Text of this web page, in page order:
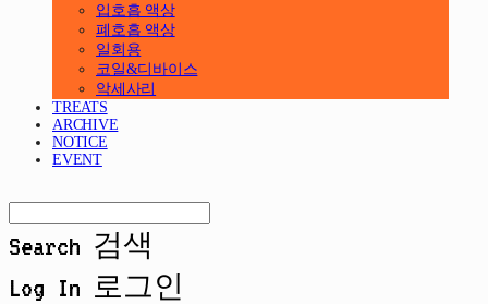
입호흡 액상
폐호흡 액상
일회용
코일&디바이스
악세사리
TREATS
ARCHIVE
NOTICE
EVENT
Search 검색
Log In 로그인